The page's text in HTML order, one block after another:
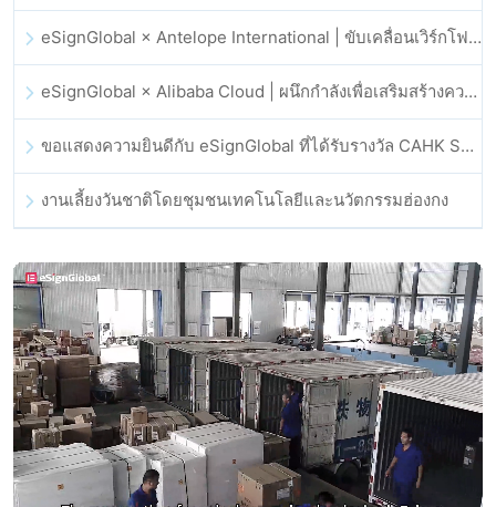
eSignGlobal × Antelope International | ขับเคลื่อนเวิร์กโฟลดิจิทัลที่ปลอดภัยและขับเคลื่อนด้วย AI
eSignGlobal × Alibaba Cloud | ผนึกกำลังเพื่อเสริมสร้างความเชื่อมั่นดิจิทัลระดับโลกสำหรับฟินเทค
ขอแสดงความยินดีกับ eSignGlobal ที่ได้รับรางวัล CAHK STAR Award 2025
งานเลี้ยงวันชาติโดยชุมชนเทคโนโลยีและนวัตกรรมฮ่องกง